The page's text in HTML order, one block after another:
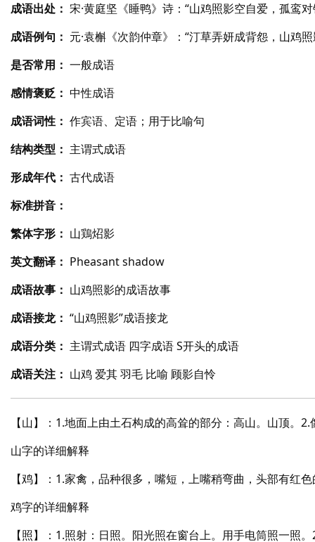
成语出处： 宋·黄庭坚《睡鸭》诗：“山鸡照影空自爱，孤鸾
成语例句： 元·袁槲《次韵仲章》：“汀草弄妍成背怨，山鸡
是否常用： 一般成语
感情褒贬： 中性成语
成语词性： 作宾语、定语；用于比喻句
结构类型： 主谓式成语
形成年代： 古代成语
标准拼音：
繁体字形： 山鶏炤影
英文翻译： Pheasant shadow
成语故事： 山鸡照影的成语故事
成语接龙： “山鸡照影”成语接龙
成语分类： 主谓式成语 四字成语 S开头的成语
成语关注： 山鸡 爱其 羽毛 比喻 顾影自怜
【山】：1.地面上由土石构成的高耸的部分：高山。山顶。
山字的详细解释
【鸡】：1.家禽，品种很多，嘴短，上嘴稍弯曲，头部有红
鸡字的详细解释
【照】：1.照射：日照。阳光照在窗台上。用手电筒照一